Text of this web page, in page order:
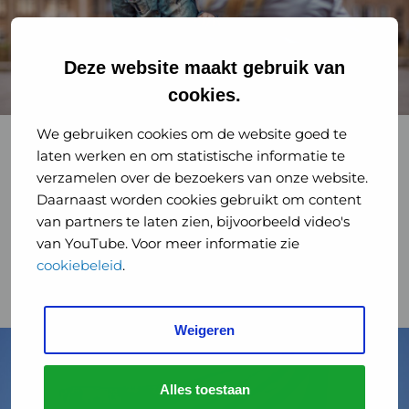
Deze website maakt gebruik van
cookies.
We gebruiken cookies om de website goed te
laten werken en om statistische informatie te
verzamelen over de bezoekers van onze website.
Daarnaast worden cookies gebruikt om content
van partners te laten zien, bijvoorbeeld video's
van YouTube. Voor meer informatie zie
cookiebeleid.
Weigeren
Alles toestaan
Standpunten
De 25 GGD’en willen iedere Nederlander in
dezelfde mate beschermen tegen
gezondheidsrisico’s. Lees hier in onze brieven,
position papers en zienswijzen ...
Vind een GGD bij u in de regio